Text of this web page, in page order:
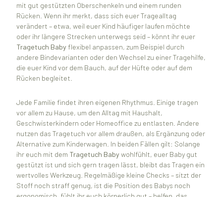
mit gut gestützten Oberschenkeln und einem runden
Rücken. Wenn ihr merkt, dass sich euer Tragealltag
verändert – etwa, weil euer Kind häufiger laufen möchte
oder ihr längere Strecken unterwegs seid – könnt ihr euer
Tragetuch Baby flexibel anpassen, zum Beispiel durch
andere Bindevarianten oder den Wechsel zu einer Tragehilfe,
die euer Kind vor dem Bauch, auf der Hüfte oder auf dem
Rücken begleitet.
Jede Familie findet ihren eigenen Rhythmus. Einige tragen
vor allem zu Hause, um den Alltag mit Haushalt,
Geschwisterkindern oder Homeoffice zu entlasten. Andere
nutzen das Tragetuch vor allem draußen, als Ergänzung oder
Alternative zum Kinderwagen. In beiden Fällen gilt: Solange
ihr euch mit dem Tragetuch Baby wohlfühlt, euer Baby gut
gestützt ist und sich gern tragen lässt, bleibt das Tragen ein
wertvolles Werkzeug. Regelmäßige kleine Checks – sitzt der
Stoff noch straff genug, ist die Position des Babys noch